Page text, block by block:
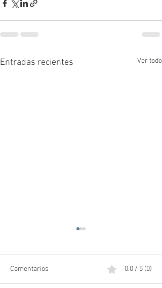
Entradas recientes Ver todo
Comentarios 0.0 / 5 (0)